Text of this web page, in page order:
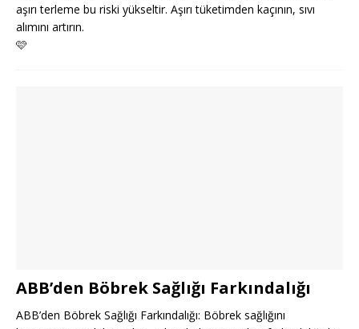
aşırı terleme bu riski yükseltir. Aşırı tüketimden kaçının, sıvı
alımını artırın.
🩷
ABB’den Böbrek Sağlığı Farkındalığı
ABB’den Böbrek Sağlığı Farkındalığı: Böbrek sağlığını